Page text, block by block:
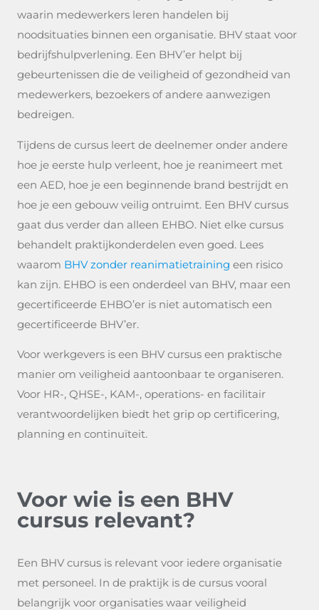
waarin medewerkers leren handelen bij
noodsituaties binnen een organisatie. BHV staat voor
bedrijfshulpverlening. Een BHV’er helpt bij
gebeurtenissen die de veiligheid of gezondheid van
medewerkers, bezoekers of andere aanwezigen
bedreigen.
Tijdens de cursus leert de deelnemer onder andere
hoe je eerste hulp verleent, hoe je reanimeert met
een AED, hoe je een beginnende brand bestrijdt en
hoe je een gebouw veilig ontruimt. Een BHV cursus
gaat dus verder dan alleen EHBO. Niet elke cursus
behandelt praktijkonderdelen even goed. Lees
waarom BHV zonder reanimatietraining een risico
kan zijn. EHBO is een onderdeel van BHV, maar een
gecertificeerde EHBO’er is niet automatisch een
gecertificeerde BHV’er.
Voor werkgevers is een BHV cursus een praktische
manier om veiligheid aantoonbaar te organiseren.
Voor HR-, QHSE-, KAM-, operations- en facilitair
verantwoordelijken biedt het grip op certificering,
planning en continuïteit.
Voor wie is een BHV
cursus relevant?
Een BHV cursus is relevant voor iedere organisatie
met personeel. In de praktijk is de cursus vooral
belangrijk voor organisaties waar veiligheid